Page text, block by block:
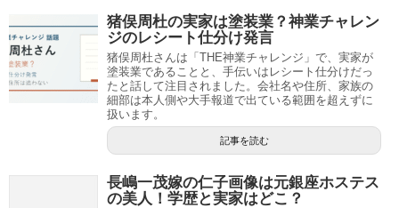
猪俣周杜の実家は塗装業？神業チャレン
ジのレシート仕分け発言
猪俣周杜さんは「THE神業チャレンジ」で、実家が
塗装業であることと、手伝いはレシート仕分けだっ
たと話して注目されました。会社名や住所、家族の
細部は本人側や大手報道で出ている範囲を超えずに
扱います。
記事を読む
長嶋一茂嫁の仁子画像は元銀座ホステス
の美人！学歴と実家はどこ？